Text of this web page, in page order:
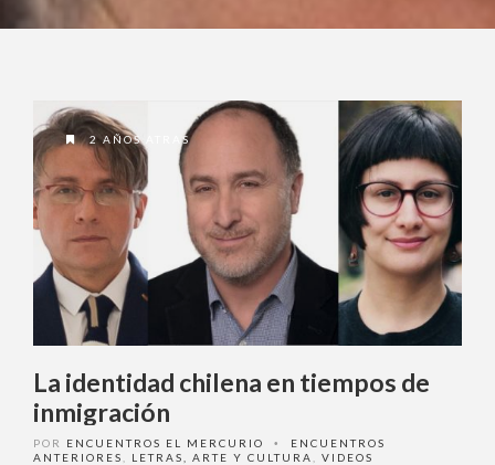
2 AÑOS ATRAS
La identidad chilena en tiempos de
inmigración
POR ENCUENTROS EL MERCURIO •
ENCUENTROS
ANTERIORES
LETRAS, ARTE Y CULTURA VIDEOS